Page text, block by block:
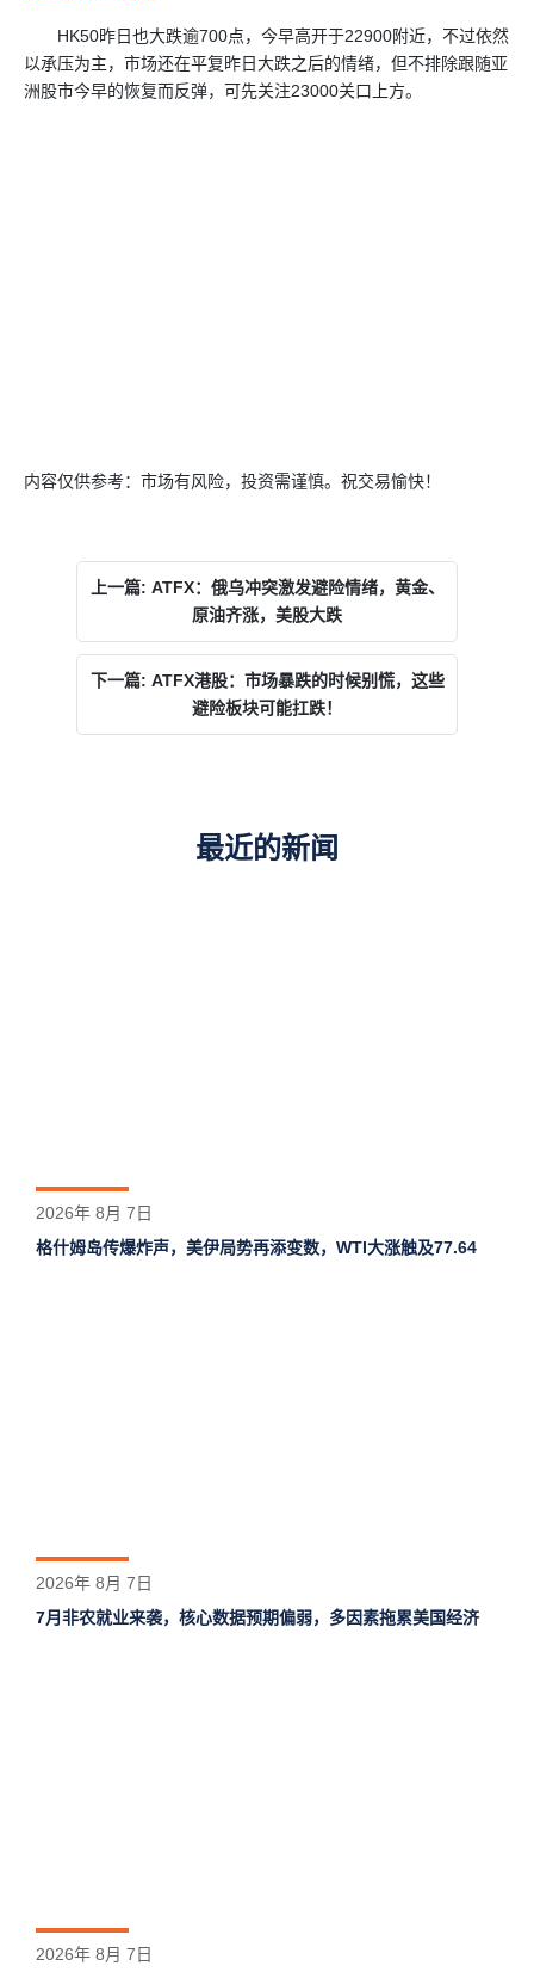
HK50昨日也大跌逾700点，今早高开于22900附近，不过依然
以承压为主，市场还在平复昨日大跌之后的情绪，但不排除跟随亚
洲股市今早的恢复而反弹，可先关注23000关口上方。
内容仅供参考：市场有风险，投资需谨慎。祝交易愉快！
上一篇: ATFX：俄乌冲突激发避险情绪，黄金、
原油齐涨，美股大跌
下一篇: ATFX港股：市场暴跌的时候别慌，这些
避险板块可能扛跌！
最近的新闻
2026年 8月 7日
格什姆岛‌传爆炸声，美伊局势再添变数，WTI大涨触及77.64
2026年 8月 7日
7月非农就业来袭，核心数据预期偏弱，多因素拖累美国经济
2026年 8月 7日